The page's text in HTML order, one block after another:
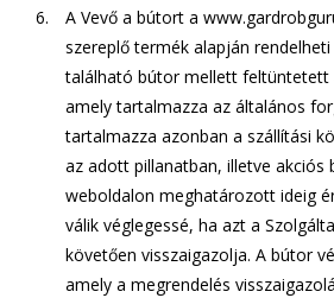
A Vevő a bútort a
szereplő termék alapján
található bútor mellett feltüntetett
amely tartalmazza az általános
tartalmazza azonban a szállítási
az adott pillanatban, illetve akciós
weboldalon meghatározott ideig
válik véglegessé, ha azt a
követően visszaigazolja. A bútor
amely a megrendelés